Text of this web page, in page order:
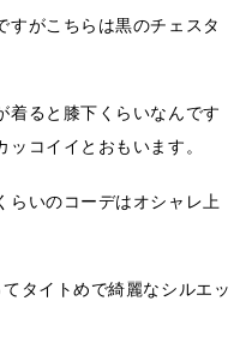
すがこちらは黒のチェスタ
着ると膝下くらいなんです
コイイとおもいます。
らいのコーデはオシャレ上
タイトめで綺麗なシルエッ